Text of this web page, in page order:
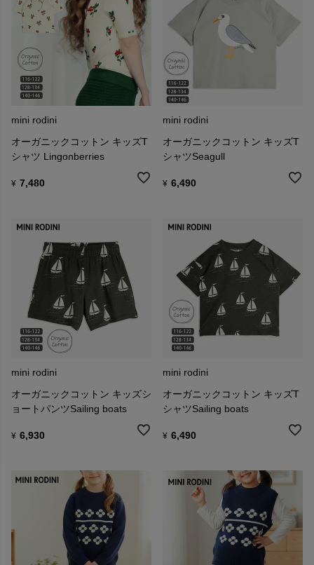
mini rodini
オーガニックコットン キッズT
シャツ Lingonberries
¥ 7,480
mini rodini
オーガニックコットン キッズT
シャツSeagull
¥ 6,490
mini rodini
オーガニックコットン キッズシ
ョートパンツSailing boats
¥ 6,930
mini rodini
オーガニックコットン キッズT
シャツSailing boats
¥ 6,490